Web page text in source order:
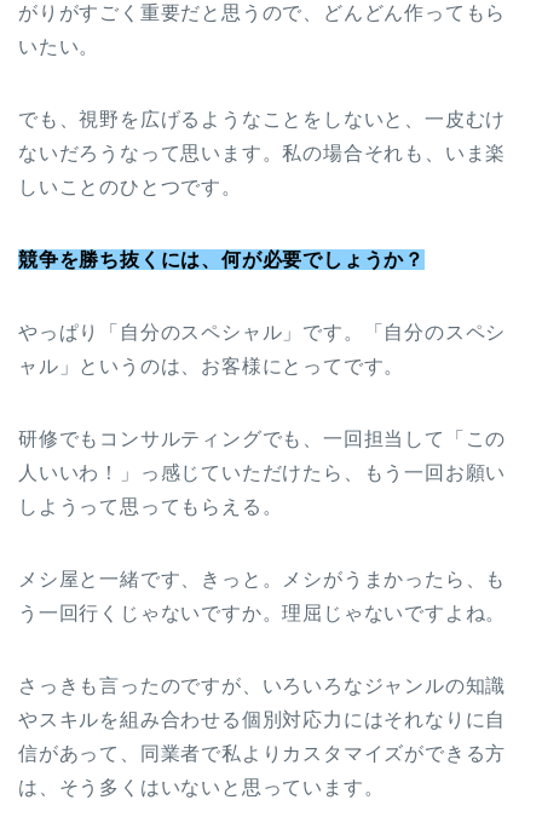
がりがすごく重要だと思うので、どんどん作ってもら
いたい。
でも、視野を広げるようなことをしないと、一皮むけ
ないだろうなって思います。私の場合それも、いま楽
しいことのひとつです。
競争を勝ち抜くには、何が必要でしょうか？
やっぱり「自分のスペシャル」です。「自分のスペシ
ャル」というのは、お客様にとってです。
研修でもコンサルティングでも、一回担当して「この
人いいわ！」っ感じていただけたら、もう一回お願い
しようって思ってもらえる。
メシ屋と一緒です、きっと。メシがうまかったら、も
う一回行くじゃないですか。理屈じゃないですよね。
さっきも言ったのですが、いろいろなジャンルの知識
やスキルを組み合わせる個別対応力にはそれなりに自
信があって、同業者で私よりカスタマイズができる方
は、そう多くはいないと思っています。